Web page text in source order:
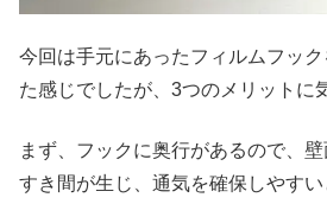
今回は手元にあったフィルムフッ
た感じでしたが、3つのメリットに
まず、フックに奥行があるので、
すき間が生じ、通気を確保しやす